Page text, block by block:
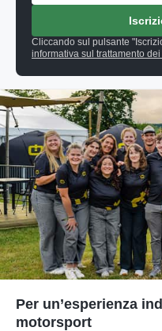
Cliccando sul pulsante
informativa sul trattamento dei
Per un’esperienza
motorsport